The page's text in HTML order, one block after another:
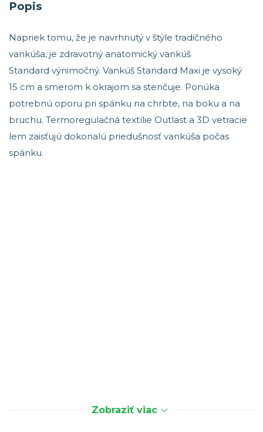
Popis
Napriek tomu, že je navrhnutý v štýle tradičného
vankúša, je zdravotný anatomický vankúš
Standard výnimočný. Vankúš Standard Maxi je vysoký
15 cm a smerom k okrajom sa stenčuje. Ponúka
potrebnú oporu pri spánku na chrbte, na boku a na
bruchu. Termoregulačná textílie Outlast a 3D vetracie
lem zaisťujú dokonalú priedušnosť vankúša počas
spánku.
Zobraziť viac